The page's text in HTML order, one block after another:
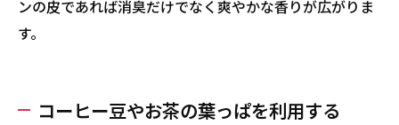
ンの皮であれば消臭だけでなく爽やかな香りが広がりま
す。
コーヒー豆やお茶の葉っぱを利用する